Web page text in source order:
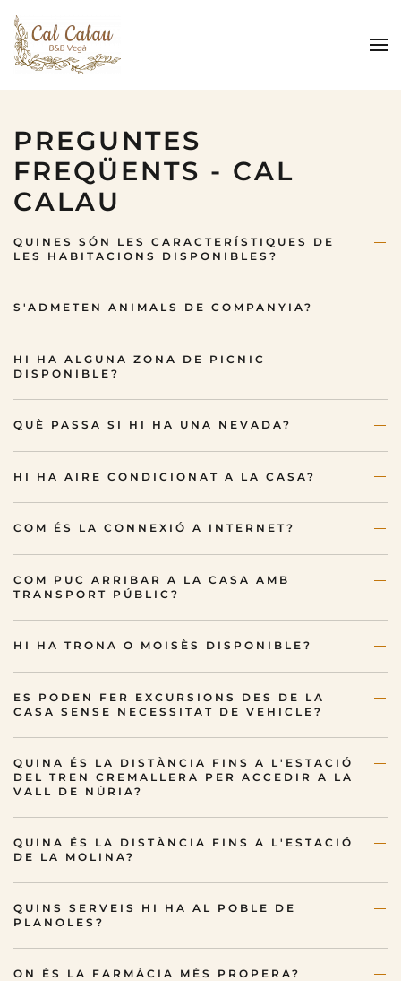
Skip to main content
PREGUNTES
FREQÜENTS - CAL
CALAU
QUINES SÓN LES CARACTERÍSTIQUES DE
LES HABITACIONS DISPONIBLES?
S'ADMETEN ANIMALS DE COMPANYIA?
HI HA ALGUNA ZONA DE PICNIC
DISPONIBLE?
QUÈ PASSA SI HI HA UNA NEVADA?
HI HA AIRE CONDICIONAT A LA CASA?
COM ÉS LA CONNEXIÓ A INTERNET?
COM PUC ARRIBAR A LA CASA AMB
TRANSPORT PÚBLIC?
HI HA TRONA O MOISÈS DISPONIBLE?
ES PODEN FER EXCURSIONS DES DE LA
CASA SENSE NECESSITAT DE VEHICLE?
QUINA ÉS LA DISTÀNCIA FINS A L'ESTACIÓ
DEL TREN CREMALLERA PER ACCEDIR A LA
VALL DE NÚRIA?
QUINA ÉS LA DISTÀNCIA FINS A L'ESTACIÓ
DE LA MOLINA?
QUINS SERVEIS HI HA AL POBLE DE
PLANOLES?
ON ÉS LA FARMÀCIA MÉS PROPERA?